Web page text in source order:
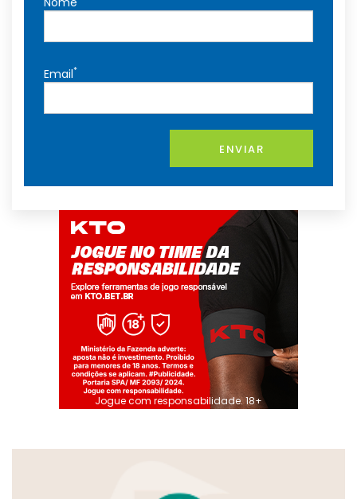
Email*
ENVIAR
Jogue com responsabilidade. 18+